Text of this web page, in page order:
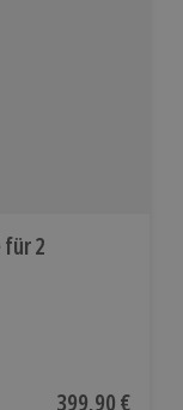
für 2
Aktueller Preis
399,90 €